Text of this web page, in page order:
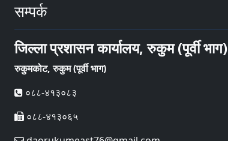
सम्पर्क
जिल्ला प्रशासन कार्यालय, रुकुम (पूर्वी भाग)
रुकुमकोट, रुकुम (पूर्वी भाग)
०८८-४१३०८३
०८८-४१३०६५